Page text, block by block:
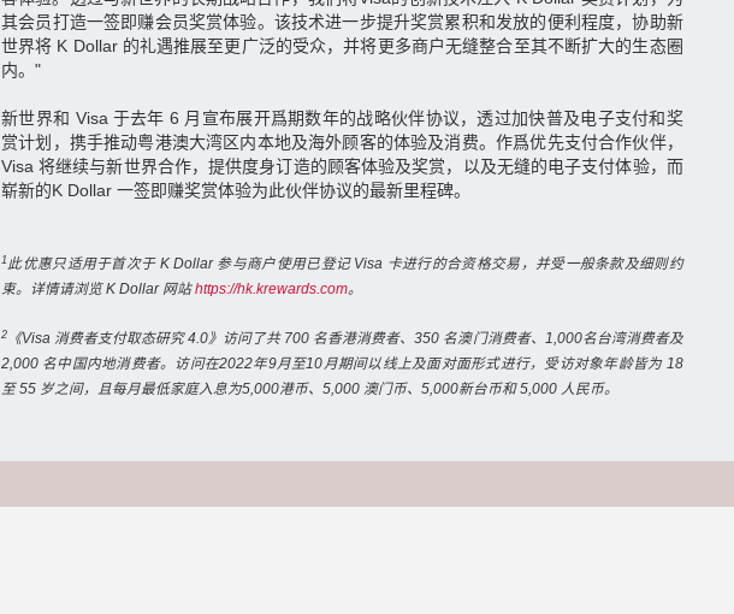
其会员打造一签即赚会员奖赏体验。该技术进一步提升奖赏累积和发放的便利程度，协助新
世界将 K Dollar 的礼遇推展至更广泛的受众，并将更多商户无缝整合至其不断扩大的生态圈
内。"
新世界和 Visa 于去年 6 月宣布展开爲期数年的战略伙伴协议，透过加快普及电子支付和奖
赏计划，携手推动粤港澳大湾区内本地及海外顾客的体验及消费。作爲优先支付合作伙伴，
Visa 将继续与新世界合作，提供度身订造的顾客体验及奖赏，以及无缝的电子支付体验，而
崭新的K Dollar 一签即赚奖赏体验为此伙伴协议的最新里程碑。
1 此优惠只适用于首次于 K Dollar 参与商户使用已登记 Visa 卡进行的合资格交易，并受一般条款及细则约
束。详情请浏览 K Dollar 网站https://hk.krewards.com。
2
《Visa 消费者支付取态研究 4.0》访问了共 700 名香港消费者、350 名澳门消费者、1,000名台湾消费者及
2,000 名中国内地消费者。访问在2022年9月至10月期间以线上及面对面形式进行，受访对象年龄皆为 18
至 55 岁之间，且每月最低家庭入息为5,000港币、5,000 澳门币、5,000新台币和 5,000 人民币。